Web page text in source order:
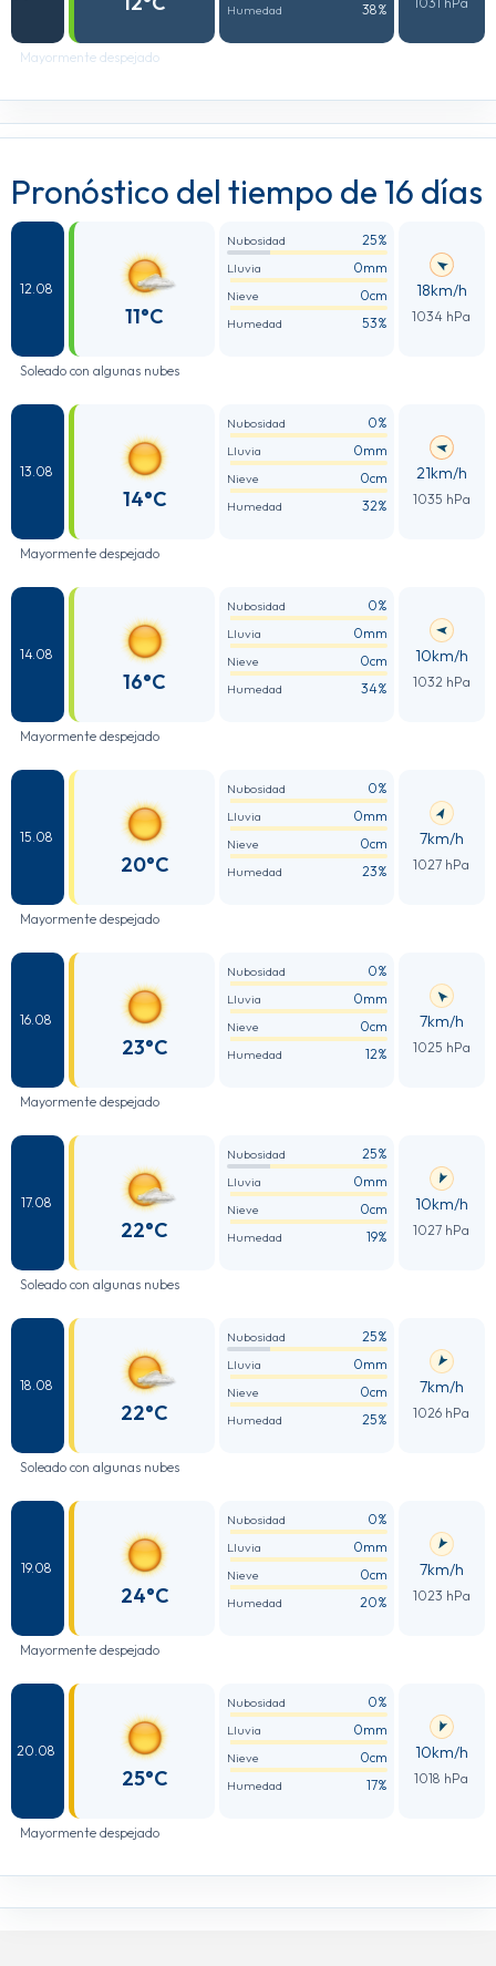
Humedad 38%
Mayormente despejado
Pronóstico del tiempo de 16 días
12.08
11°C
Nubosidad 25%
Lluvia 0mm
Nieve 0cm
Humedad 53%
18km/h
1034 hPa
Soleado con algunas nubes
13.08
14°C
Nubosidad 0%
Lluvia 0mm
Nieve 0cm
Humedad 32%
21km/h
1035 hPa
Mayormente despejado
14.08
16°C
Nubosidad 0%
Lluvia 0mm
Nieve 0cm
Humedad 34%
10km/h
1032 hPa
Mayormente despejado
15.08
20°C
Nubosidad 0%
Lluvia 0mm
Nieve 0cm
Humedad 23%
7km/h
1027 hPa
Mayormente despejado
16.08
23°C
Nubosidad 0%
Lluvia 0mm
Nieve 0cm
Humedad 12%
7km/h
1025 hPa
Mayormente despejado
17.08
22°C
Nubosidad 25%
Lluvia 0mm
Nieve 0cm
Humedad 19%
10km/h
1027 hPa
Soleado con algunas nubes
18.08
22°C
Nubosidad 25%
Lluvia 0mm
Nieve 0cm
Humedad 25%
7km/h
1026 hPa
Soleado con algunas nubes
19.08
24°C
Nubosidad 0%
Lluvia 0mm
Nieve 0cm
Humedad 20%
7km/h
1023 hPa
Mayormente despejado
20.08
25°C
Nubosidad 0%
Lluvia 0mm
Nieve 0cm
Humedad 17%
10km/h
1018 hPa
Mayormente despejado